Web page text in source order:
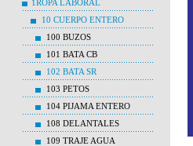
1ROPA LABORAL
10 CUERPO ENTERO
100 BUZOS
101 BATA CB
102 BATA SR
103 PETOS
104 PIJAMA ENTERO
108 DELANTALES
109 TRAJE AGUA